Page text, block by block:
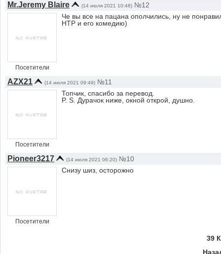
Mr.Jeremy Blaire (14 июля 2021 10:48) №12
Посетители
Че вы все на пацана ополчились, ну не
НТР и его комедию)
AZX21 (14 июля 2021 09:49) №11
Посетители
Топчик, спасибо за перевод.
P. S. Дурачок ниже, окной открой, душно.
Pioneer3217 (14 июля 2021 06:20) №10
Посетители
Снизу шиз, осторожно
39